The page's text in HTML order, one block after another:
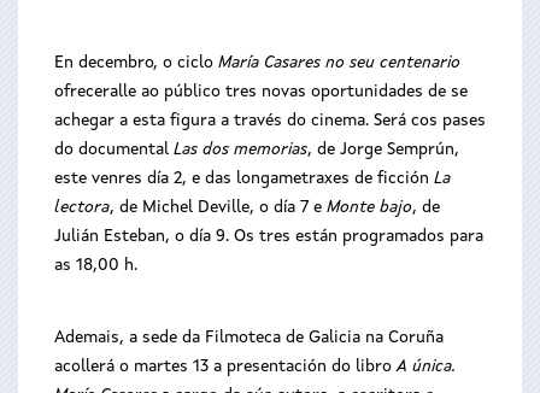
En decembro, o ciclo María Casares no seu centenario
ofreceralle ao público tres novas oportunidades de se
achegar a esta figura a través do cinema. Será cos pases
do documental Las dos memorias, de Jorge Semprún,
este venres día 2, e das longametraxes de ficción La
lectora, de Michel Deville, o día 7 e Monte bajo, de
Julián Esteban, o día 9. Os tres están programados para
as 18,00 h.
Ademais, a sede da Filmoteca de Galicia na Coruña
acollerá o martes 13 a presentación do libroA única.